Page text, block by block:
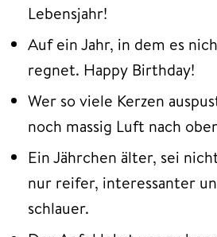
Lebensjahr!
Auf ein Jahr, in dem es
regnet. Happy Birthday!
Wer so viele Kerzen
noch massig Luft nach
Ein Jährchen älter, sei
nur reifer, interessanter
schlauer.